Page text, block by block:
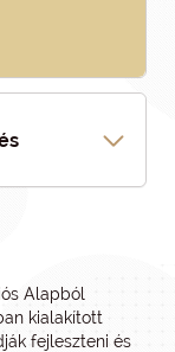
Alapból
kialakított
fejleszteni és